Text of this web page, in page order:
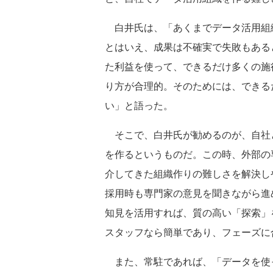
白井氏は、「あくまでデータ活用
とはいえ、成果は不確実で失敗もあ
た利益を使って、できるだけ多くの
り方が合理的。そのためには、でき
い」と語った。
そこで、白井氏が勧めるのが、自
を作るというものだ。この時、外部
介してきた組織作りの難しさを解決
採用時も専門家の意見を聞きながら
知見を活用すれば、質の高い「探索
スタッフなら簡単であり、フェーズ
また、常駐であれば、「データを